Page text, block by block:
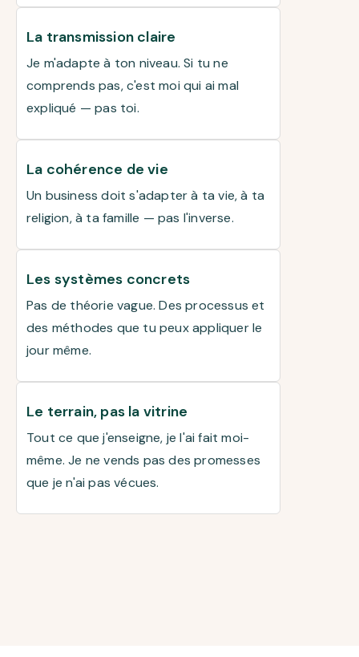
La transmission claire
Je m'adapte à ton niveau. Si tu ne
comprends pas, c'est moi qui ai mal
expliqué — pas toi.
La cohérence de vie
Un business doit s'adapter à ta vie, à ta
religion, à ta famille — pas l'inverse.
Les systèmes concrets
Pas de théorie vague. Des processus et
des méthodes que tu peux appliquer le
jour même.
Le terrain, pas la vitrine
Tout ce que j'enseigne, je l'ai fait moi-
même. Je ne vends pas des promesses
que je n'ai pas vécues.